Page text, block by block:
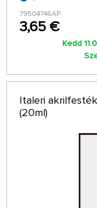
79504746AP
3,65 €
Kedd
Italeri
(20ml)